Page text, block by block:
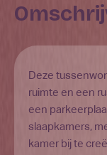
Deze
ruimte en een
een
slaapkamers,
kamer bij te